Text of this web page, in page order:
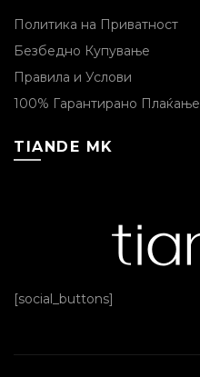
Политика на Приватност
Безбедно Купување
Правила и Услови
100% Гарантирано Плаќање
TIANDE MK
[social_buttons]